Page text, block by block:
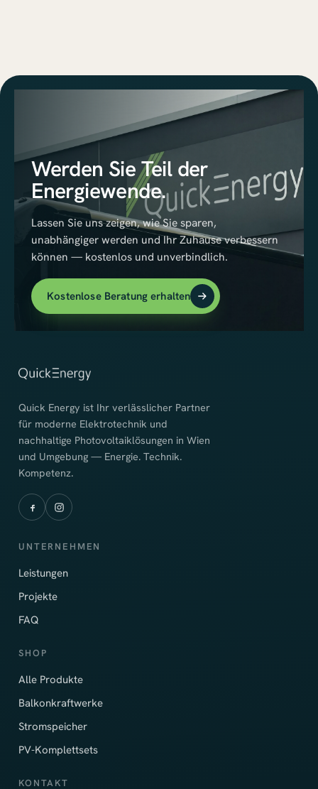
Werden Sie Teil der
Energiewende.
Lassen Sie uns zeigen, wie Sie sparen,
unabhängiger werden und Ihr Zuhause verbessern
können — kostenlos und unverbindlich.
Kostenlose Beratung erhalten
Quick Energy ist Ihr verlässlicher Partner
für moderne Elektrotechnik und
nachhaltige Photovoltaiklösungen in Wien
und Umgebung — Energie. Technik.
Kompetenz.
UNTERNEHMEN
Leistungen
Projekte
FAQ
SHOP
Alle Produkte
Balkonkraftwerke
Stromspeicher
PV-Komplettsets
KONTAKT